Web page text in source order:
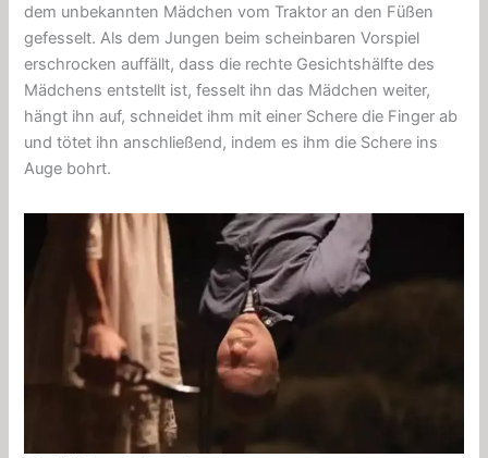
dem unbekannten Mädchen vom Traktor an den Füßen
gefesselt. Als dem Jungen beim scheinbaren Vorspiel
erschrocken auffällt, dass die rechte Gesichtshälfte des
Mädchens entstellt ist, fesselt ihn das Mädchen weiter,
hängt ihn auf, schneidet ihm mit einer Schere die Finger ab
und tötet ihn anschließend, indem es ihm die Schere ins
Auge bohrt.